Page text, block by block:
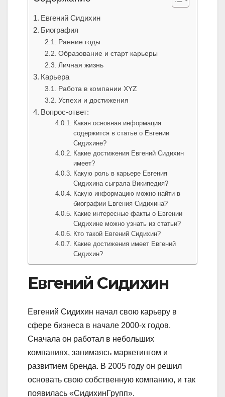
Евгений Сидихин
Биография
Ранние годы
Образование и старт карьеры
Личная жизнь
Карьера
Работа в компании XYZ
Успехи и достижения
Вопрос-ответ:
Какая основная информация
содержится в статье о Евгении
Сидихине?
Какие достижения Евгений Сидихин
имеет?
Какую роль в карьере Евгения
Сидихина сыграла Википедия?
Какую информацию можно найти в
биографии Евгения Сидихина?
Какие интересные факты о Евгении
Сидихине можно узнать из статьи?
Кто такой Евгений Сидихин?
Какие достижения имеет Евгений
Сидихин?
Евгений Сидихин
Евгений Сидихин начал свою карьеру в
сфере бизнеса в начале 2000-х годов.
Сначала он работал в небольших
компаниях, занимаясь маркетингом и
развитием бренда. В 2005 году он решил
основать свою собственную компанию, и так
появилась «СидихинГрупп».